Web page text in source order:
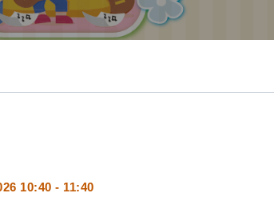
- 11:40
10:40 - 11:40